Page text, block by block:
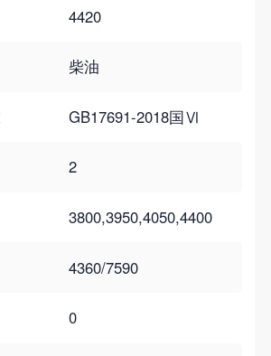
4420
柴油
GB17691-2018国Ⅵ
2
3800,3950,4050,4400
4360/7590
0